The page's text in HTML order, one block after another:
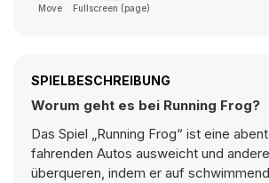
Move Fullscreen (page)
SPIELBESCHREIBUNG
Worum geht es bei Running Frog?
Das Spiel „Running Frog“ ist eine
fahrenden Autos ausweicht und
überqueren, indem er auf